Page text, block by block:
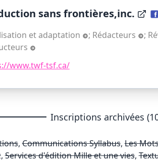
sans frontières,inc.
et adaptation ; Rédacteurs ;
www.twf-tsf.ca/
Inscriptions archivées
,Communications Syllabus,Les
,Services d'édition Mille et une vies,